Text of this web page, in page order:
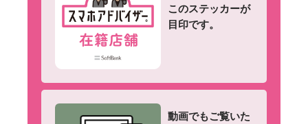
このステッカーが
目印です。
動画でもご覧いた